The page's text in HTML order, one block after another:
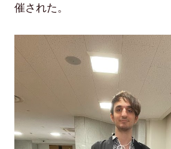
催された。